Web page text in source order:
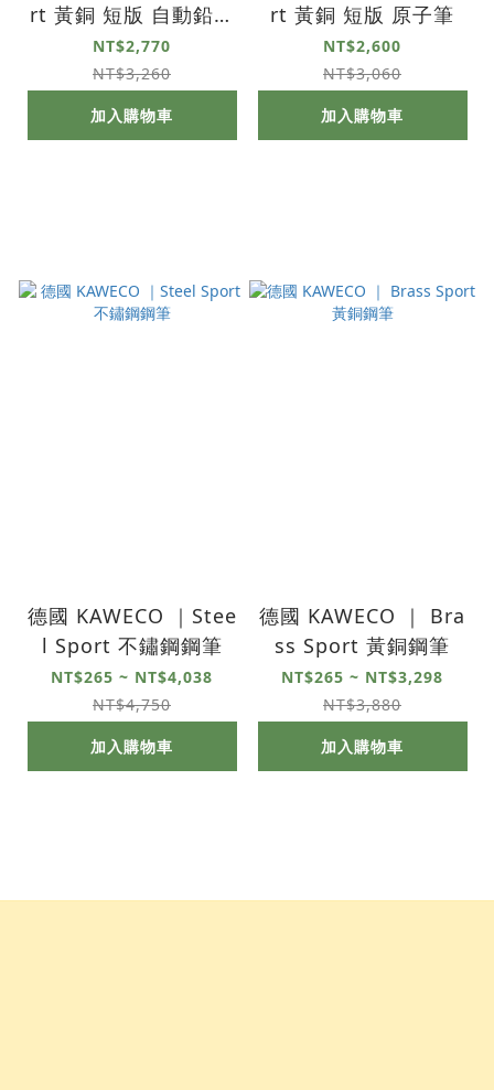
rt 黃銅 短版 自動鉛筆
0.7
NT$2,770
NT$3,260
加入購物車
rt 黃銅 短版 原子筆
NT$2,600
NT$3,060
加入購物車
德國 KAWECO ｜Stee
l Sport 不鏽鋼鋼筆
NT$265 ~ NT$4,038
NT$4,750
加入購物車
德國 KAWECO ｜ Bra
ss Sport 黃銅鋼筆
NT$265 ~ NT$3,298
NT$3,880
加入購物車